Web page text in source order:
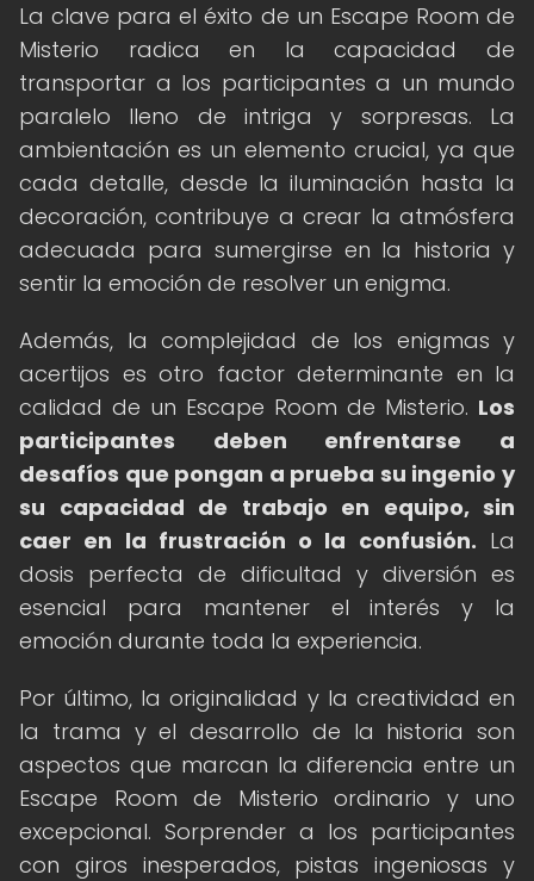
La clave para el éxito de un Escape Room de
Misterio radica en la capacidad de
transportar a los participantes a un mundo
paralelo lleno de intriga y sorpresas. La
ambientación es un elemento crucial, ya que
cada detalle, desde la iluminación hasta la
decoración, contribuye a crear la atmósfera
adecuada para sumergirse en la historia y
sentir la emoción de resolver un enigma.
Además, la complejidad de los enigmas y
acertijos es otro factor determinante en la
calidad de un Escape Room de Misterio. Los
participantes deben enfrentarse a
desafíos que pongan a prueba su ingenio y
su capacidad de trabajo en equipo, sin
caer en la frustración o la confusión. La
dosis perfecta de dificultad y diversión es
esencial para mantener el interés y la
emoción durante toda la experiencia.
Por último, la originalidad y la creatividad en
la trama y el desarrollo de la historia son
aspectos que marcan la diferencia entre un
Escape Room de Misterio ordinario y uno
excepcional. Sorprender a los participantes
con giros inesperados, pistas ingeniosas y